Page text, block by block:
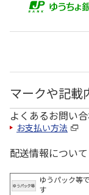
マークや記載
よくあるお問い
お支払い方法
配送情報について
ゆうパック等
す